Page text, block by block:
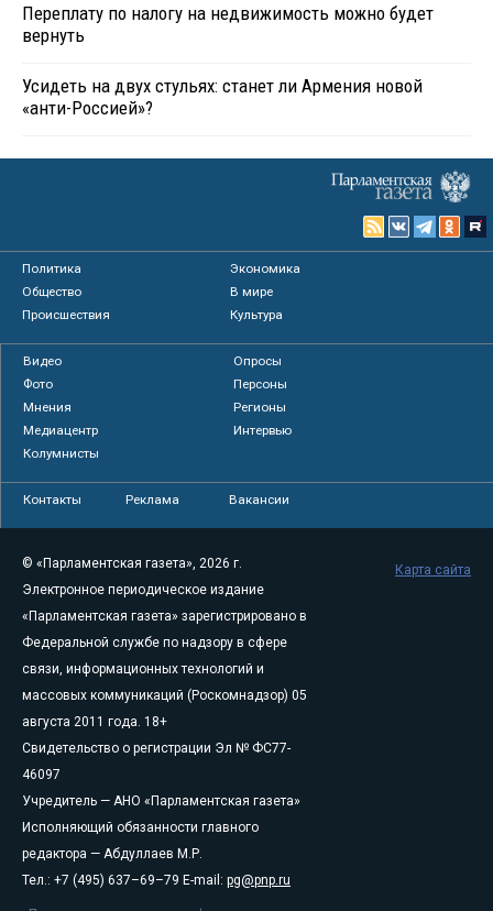
Переплату по налогу на недвижимость можно будет
вернуть
Усидеть на двух стульях: станет ли Армения новой
«анти-Россией»?
Политика
Экономика
Общество
В мире
Происшествия
Культура
Видео
Опросы
Фото
Персоны
Мнения
Регионы
Медиацентр
Интервью
Колумнисты
Контакты Реклама Вакансии
© «Парламентская газета», 2026 г.
Электронное периодическое издание
«Парламентская газета» зарегистрировано в
Федеральной службе по надзору в сфере
связи, информационных технологий и
массовых коммуникаций (Роскомнадзор) 05
августа 2011 года. 18+
Свидетельство о регистрации Эл № ФС77-
46097
Учредитель — АНО «Парламентская газета»
Исполняющий обязанности главного
редактора — Абдуллаев М.Р.
Тел.: +7 (495) 637–69–79 E-mail: pg@pnp.ru
Карта сайта